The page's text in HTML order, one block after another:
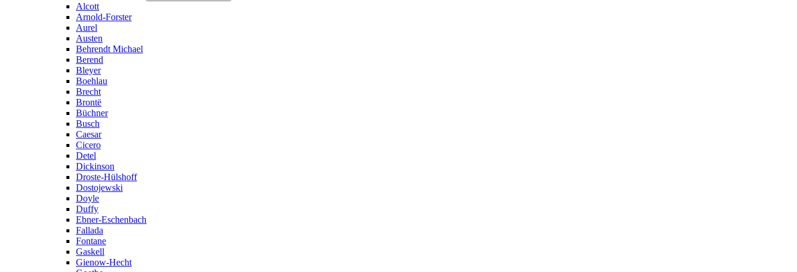
Alcott
Arnold-Forster
Aurel
Austen
Behrendt Michael
Berend
Bleyer
Boehlau
Brecht
Brontë
Büchner
Busch
Caesar
Cicero
Detel
Dickinson
Droste-Hülshoff
Dostojewski
Doyle
Duffy
Ebner-Eschenbach
Fallada
Fontane
Gaskell
Gienow-Hecht